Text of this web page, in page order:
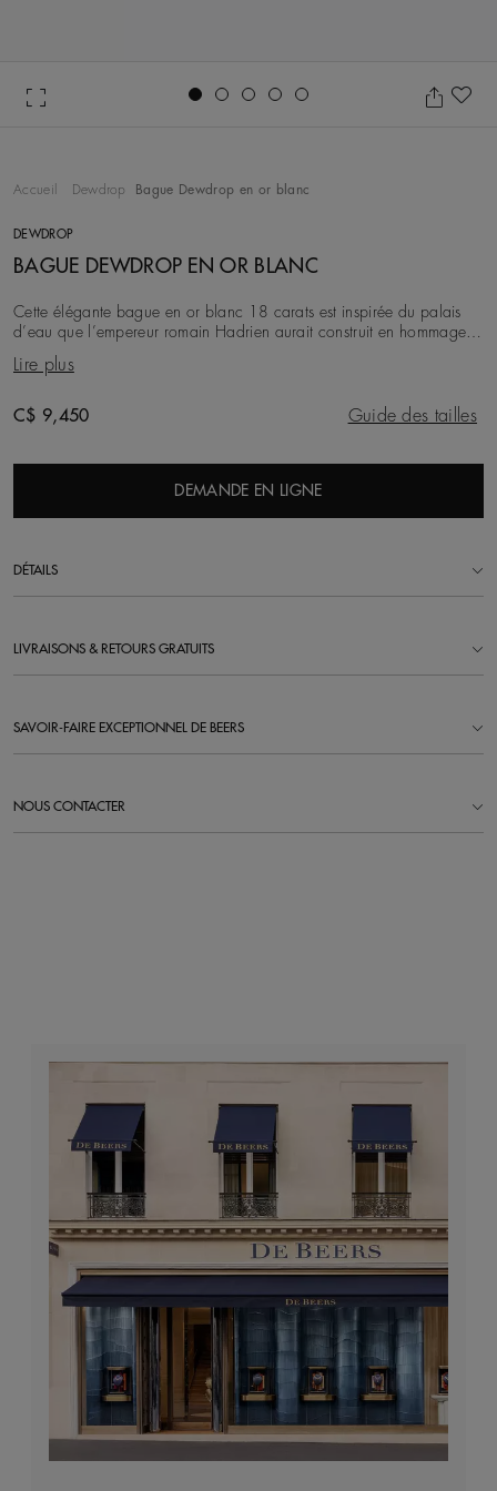
Accueil Dewdrop Bague Dewdrop en or blanc
DEWDROP
BAGUE DEWDROP EN OR BLANC
Cette élégante bague en or blanc 18 carats est inspirée du palais
d’eau que l’empereur romain Hadrien aurait construit en hommage à
sa bien-aimée. D'une largeur de 6
Lire plus
Original price
C$ 9,450 Guide des tailles
DEMANDE EN LIGNE
DÉTAILS
LIVRAISONS & RETOURS GRATUITS
SAVOIR-FAIRE EXCEPTIONNEL DE BEERS
NOUS CONTACTER